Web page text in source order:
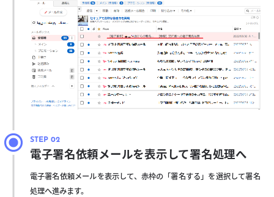
電子署名依頼メールを表示して署名処理へ
電子署名依頼メールを表示して、赤枠の「署名する」を選択して署名
処理へ進みます。